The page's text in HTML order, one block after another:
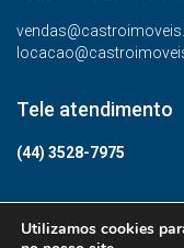
Tele atendimento
(44) 3528-7975
©
Utilizamos cookies